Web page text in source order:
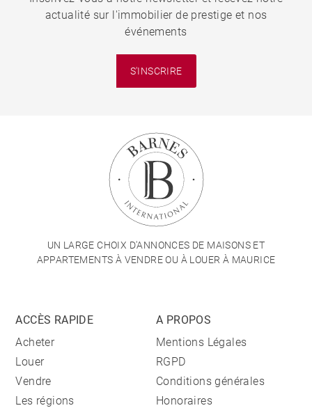
actualité sur l'immobilier de prestige et nos
événements
S'INSCRIRE
UN LARGE CHOIX D'ANNONCES DE MAISONS ET
APPARTEMENTS À VENDRE OU À LOUER À MAURICE
ACCÈS RAPIDE
Acheter
Louer
Vendre
Les régions
A PROPOS
Mentions Légales
RGPD
Conditions générales
Honoraires